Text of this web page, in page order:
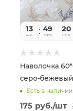
13
час
49
мин
20
сек
Наволочка
серо-
Есть в наличии:
175 руб./шт